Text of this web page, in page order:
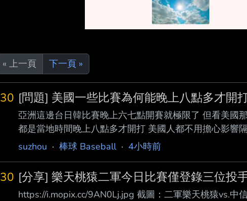
« 上一頁 下一頁 »
30 [問題] 美國一些比賽為何能晚上八點多才開
亞洲這邊台日韓比賽晚上六七點開賽就極限了 但看美國
都是當地時間晚上八點多才開打 美國人都不用擔心影響
家不是更晚更累嗎
suzhou · 棒球 Baseball· 4小時前
30 [分享] 樂天桃猿二軍今日比賽僅登錄三位投
https://i.mopix.cc/9AN0Lj.jpg 截圖：二軍樂天桃猿vs.中